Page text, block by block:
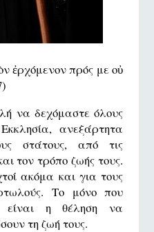
ἐρχόμενον πρός με οὐ
να δεχόμαστε όλους
ανεξάρτητα
στάτους, από τις
τον τρόπο ζωής τους.
ακόμα και για τους
Το μόνο που
είναι η θέληση να
τη ζωή τους.